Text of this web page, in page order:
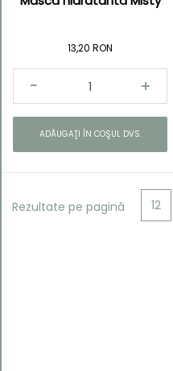
13,20 RON
ADĂUGAŢI ÎN COŞUL DVS.
Rezultate pe pagină 12